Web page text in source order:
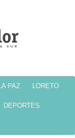
LA PAZ LORETO
DEPORTES